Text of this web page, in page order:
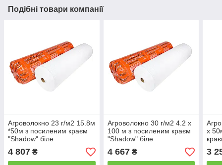
Подібні товари компанії
Агроволокно 23 г/м2 15.8м
*50м з посиленим краєм
"Shadow" біле
агроволокно для теплиць
4 807 ₴
Агроволокно 30 г/м2 4.2 х
100 м з посиленим краєм
"Shadow" біле
агроволокно для теплиць
4 667₴
х
в
3